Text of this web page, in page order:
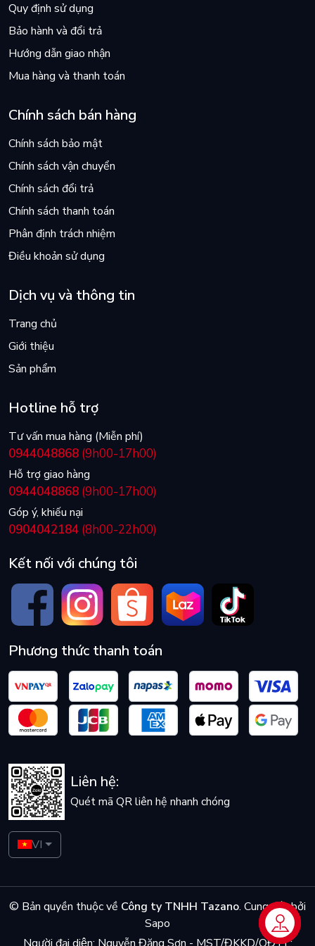
Quy định sử dụng
Bảo hành và đổi trả
Hướng dẫn giao nhận
Mua hàng và thanh toán
Chính sách bán hàng
Chính sách bảo mật
Chính sách vận chuyển
Chính sách đổi trả
Chính sách thanh toán
Phân định trách nhiệm
Điều khoản sử dụng
Dịch vụ và thông tin
Trang chủ
Giới thiệu
Sản phẩm
Hotline hỗ trợ
Tư vấn mua hàng (Miễn phí)
0944048868 (9h00-17h00)
Hỗ trợ giao hàng
0944048868 (9h00-17h00)
Góp ý, khiếu nại
0904042184 (8h00-22h00)
Kết nối với chúng tôi
Phương thức thanh toán
Liên hệ:
Quét mã QR liên hệ nhanh chóng
VI
© Bản quyền thuộc về Công ty TNHH Tazano. Cung cấp bởi
Sapo
Người đại diện: Nguyễn Đăng Sơn - MST/ĐKKD/QĐTL:
Liên hệ